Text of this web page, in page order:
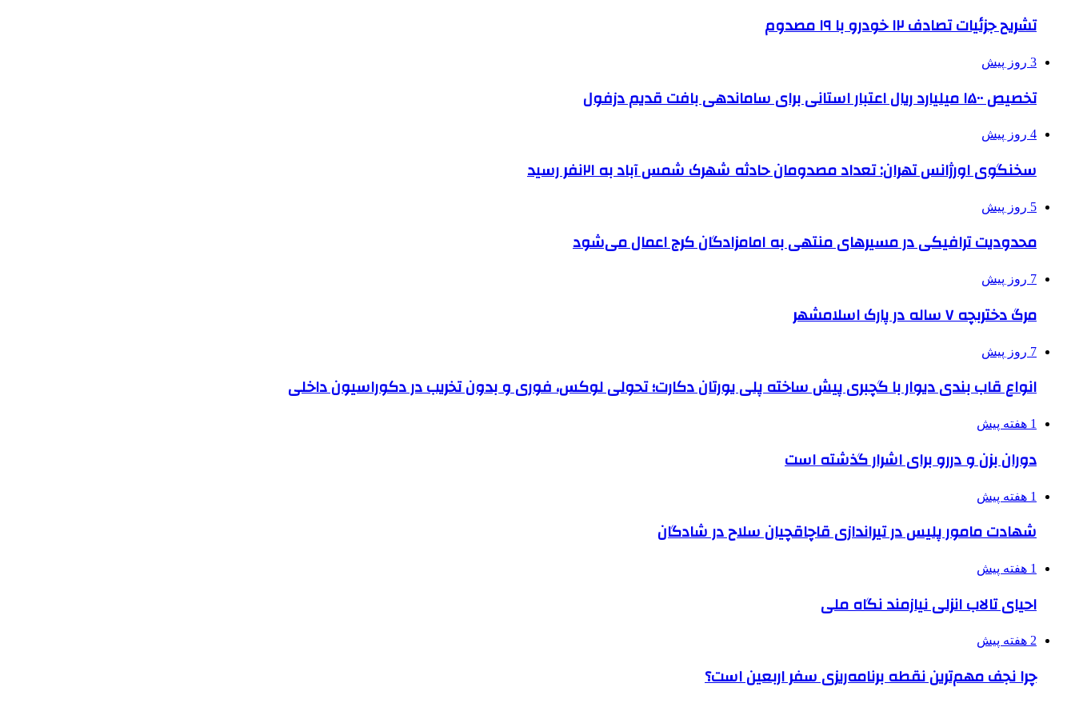
تشریح جزئیات تصادف ۱۲ خودرو با ۱۹ مصدوم
3 روز پیش
تخصیص ۱۵۰۰ میلیارد ریال اعتبار استانی برای ساماندهی بافت قدیم دزفول
4 روز پیش
سخنگوی اورژانس تهران: تعداد مصدومان حادثه شهرک شمس آباد به ۲۱نفر رسید
5 روز پیش
محدودیت ترافیکی در مسیرهای منتهی به امامزادگان کرج اعمال می‌شود
7 روز پیش
مرگ دختربچه ۷ ساله در پارک اسلامشهر
7 روز پیش
انواع قاب بندی دیوار با گچبری پیش ساخته پلی یورتان دکارت؛ تحولی لوکس، فوری و بدون تخریب در دکوراسیون داخلی
1 هفته پیش
دوران بزن و دررو برای اشرار گذشته است
1 هفته پیش
شهادت مامور پلیس در تیراندازی قاچاقچیان سلاح در شادگان
1 هفته پیش
احیای تالاب انزلی نیازمند نگاه ملی
2 هفته پیش
چرا نجف مهم‌ترین نقطه برنامه‌ریزی سفر اربعین است؟